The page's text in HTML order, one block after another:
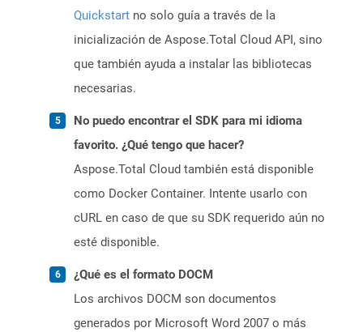
Quickstart no solo guía a través de la
inicialización de Aspose.Total Cloud API, sino
que también ayuda a instalar las bibliotecas
necesarias.
No puedo encontrar el SDK para mi idioma
favorito. ¿Qué tengo que hacer?
Aspose.Total Cloud también está disponible
como Docker Container. Intente usarlo con
cURL en caso de que su SDK requerido aún no
esté disponible.
¿Qué es el formato DOCM
Los archivos DOCM son documentos
generados por Microsoft Word 2007 o más